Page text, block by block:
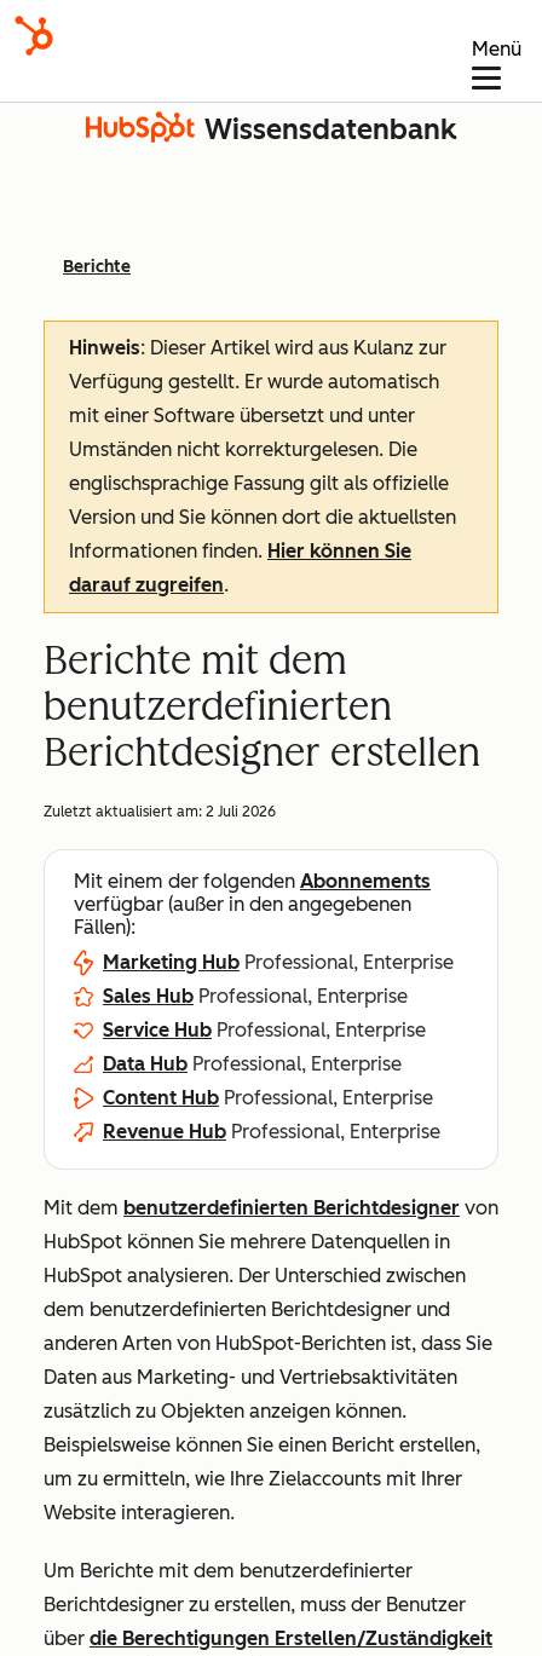
Menü
Wissensdatenbank
Berichte
Hinweis: Dieser Artikel wird aus Kulanz zur
Verfügung gestellt. Er wurde automatisch
mit einer Software übersetzt und unter
Umständen nicht korrekturgelesen. Die
englischsprachige Fassung gilt als offizielle
Version und Sie können dort die aktuellsten
Informationen finden. Hier können Sie
darauf zugreifen.
Berichte mit dem
benutzerdefinierten
Berichtdesigner erstellen
Zuletzt aktualisiert am: 2 Juli 2026
Mit einem der folgenden Abonnements
verfügbar (außer in den angegebenen
Fällen):
Marketing Hub Professional, Enterprise
Sales Hub Professional, Enterprise
Service Hub Professional, Enterprise
Data Hub Professional, Enterprise
Content Hub Professional, Enterprise
Revenue Hub Professional, Enterprise
Mit dem benutzerdefinierten Berichtdesigner von
HubSpot können Sie mehrere Datenquellen in
HubSpot analysieren. Der Unterschied zwischen
dem benutzerdefinierten Berichtdesigner und
anderen Arten von HubSpot-Berichten ist, dass Sie
Daten aus Marketing- und Vertriebsaktivitäten
zusätzlich zu Objekten anzeigen können.
Beispielsweise können Sie einen Bericht erstellen,
um zu ermitteln, wie Ihre Zielaccounts mit Ihrer
Website interagieren.
Um Berichte mit dem benutzerdefinierter
Berichtdesigner zu erstellen, muss der Benutzer
über die Berechtigungen Erstellen/Zuständigkeit